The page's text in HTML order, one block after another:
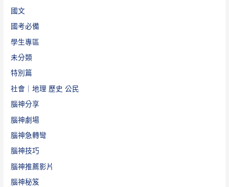
國文
國考必備
學生專區
未分類
特別篇
社會｜地理 歷史 公民
腦神分享
腦神劇場
腦神急轉彎
腦神技巧
腦神推薦影片
腦神秘笈